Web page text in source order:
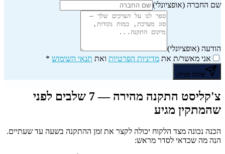
שם החברה (אופציונלי)
הודעה (אופציונלי)
אני מאשר/ת את מדיניות הפרטיות ואת תנאי השימוש *
שלח פנייה
צ'קליסט התקנה מהירה — 7 שלבים לפני
שהמתקין מגיע
הכנה נכונה מצד הלקוח יכולה לקצר את זמן ההתקנה בשעה עד שעתיים.
הנה מה שכדאי לסדר מראש: